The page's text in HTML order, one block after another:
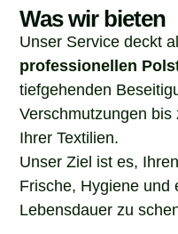
Was wir bieten
Unser Service deckt
professionellen
tiefgehenden
Verschmutzungen
Ihrer Textilien.
Unser Ziel ist es,
Frische, Hygiene und
Lebensdauer zu